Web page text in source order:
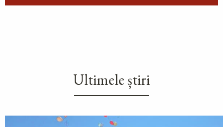
Ultimele știri